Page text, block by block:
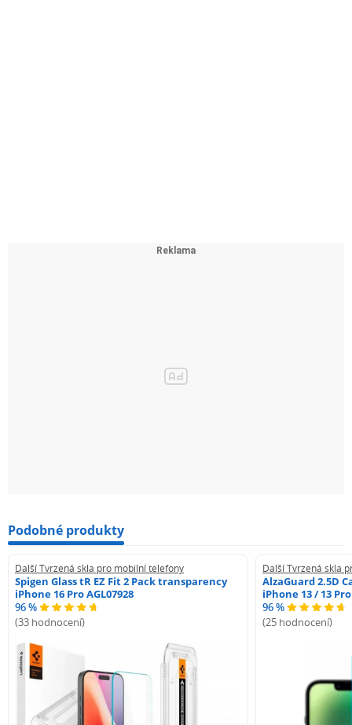
Podobné produkty
Další Tvrzená skla pro mobilní telefony
Spigen Glass tR EZ Fit 2 Pack transparency
iPhone 16 Pro AGL07928
96 %
(33 hodnocení)
Další Tvrzená skla
AlzaGuard 2.5D
iPhone 13 / 13 Pro
96 %
(25 hodnocení)